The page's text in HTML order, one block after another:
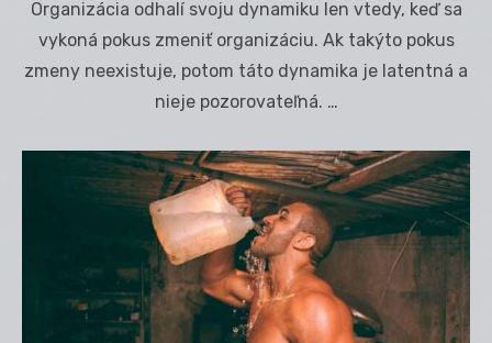
Organizácia odhalí svoju dynamiku len vtedy, keď sa
vykoná pokus zmeniť organizáciu. Ak takýto pokus
zmeny neexistuje, potom táto dynamika je latentná a
nieje pozorovateľná. …